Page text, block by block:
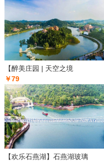
【醉美庄园 | 天空之境
￥79
【欢乐石燕湖】石燕湖玻璃